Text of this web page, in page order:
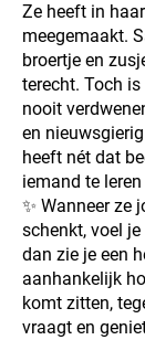
Ze heeft in
meegemaakt.
broertje en
terecht. Toch
nooit
en
heeft nét dat
iemand te
✨ Wanneer ze
schenkt, voel je
dan zie je een
aanhankelijk
komt zitten,
vraagt en